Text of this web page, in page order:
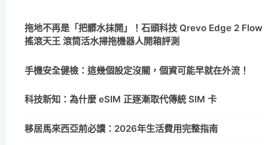
拖地不再是「把髒水抹開」！石頭科技 Qrevo Edge 2 Flow
搖滾天王 滾筒活水掃拖機器人開箱評測
手機安全健檢：這幾個設定沒關，個資可能早就在外流！
科技新知：為什麼 eSIM 正逐漸取代傳統 SIM 卡
移居馬來西亞前必讀：2026年生活費用完整指南